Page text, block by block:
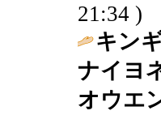
21:34 )
キン
ナイヨ
オウエ